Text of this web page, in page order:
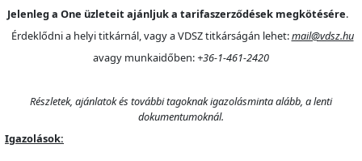
Jelenleg a One üzleteit ajánljuk a tarifaszerződések megkötésére.
Érdeklődni a helyi titkárnál, vagy a VDSZ titkárságán lehet:mail@vdsz.hu
avagy munkaidőben: +36-1-461-2420
Részletek, ajánlatok és további tagoknak igazolásminta alább, a lenti
dokumentumoknál.
Igazolások: